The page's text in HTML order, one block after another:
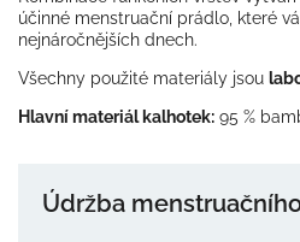
účinné menstruační prádlo, které
nejnáročnějších dnech.
Všechny použité materiály jsou
Hlavní materiál kalhotek: 95 %
Údržba